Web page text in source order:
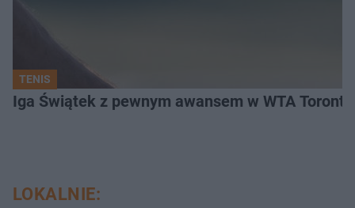
TENIS
Iga Świątek z pewnym awansem w WTA
LOKALNIE: